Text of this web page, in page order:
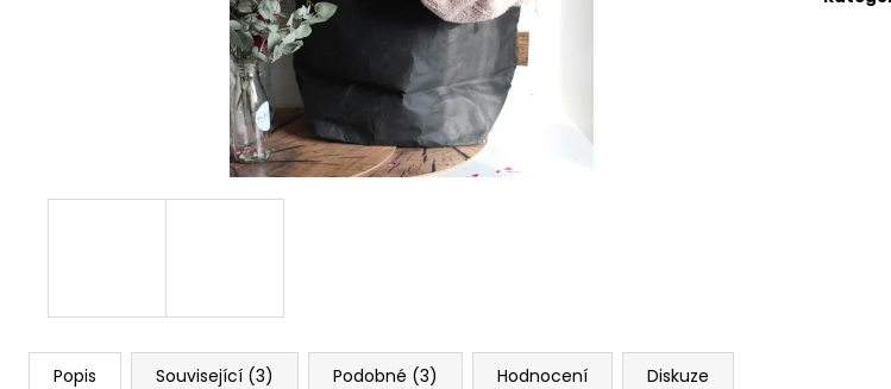
Popis Související (3) Podobné (3) Hodnocení Diskuze
PAPÍROVÁ LEDVINKA // FUCHSIA ~ PAPÍROVÁ LEDVINKA S LANEM // DARK
GREEN + BLACK
1 190 Kč